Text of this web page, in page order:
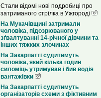
Стали відомі нові подробиці про
затриманого стрілка в Ужгороді
На Мукачівщині затримали
чоловіка, підозрюваного у
зґвалтуванні 14-річної дівчини та
інших тяжких злочинах
На Закарпатті судитимуть
чоловіка, який кілька годин
силоміць утримував і бив водія
вантажівки
На Закарпатті судитимуть
організаторів схеми з фіктивним